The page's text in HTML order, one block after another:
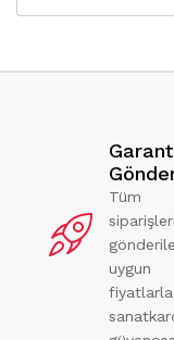
Tüm
uygun
fiyatlarla